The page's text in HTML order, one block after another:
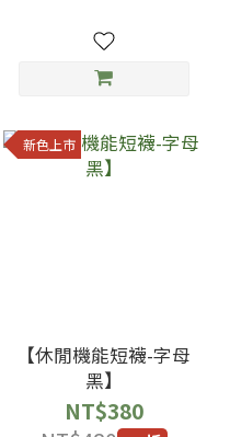
新色上市
【休閒機能短襪-字母
黑】
NT$380